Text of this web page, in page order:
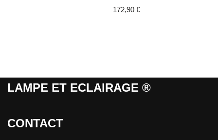
Note
4.50
172,90€
LAMPE ET ECLAIRAGE ®
CONTACT